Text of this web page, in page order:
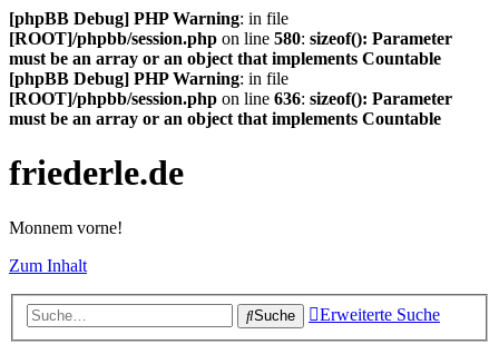
[phpBB Debug] PHP Warning: in file
[ROOT]/phpbb/session.php on line 580: sizeof(): Parameter
must be an array or an object that implements Countable
[phpBB Debug] PHP Warning: in file
[ROOT]/phpbb/session.php on line 636: sizeof(): Parameter
must be an array or an object that implements Countable
friederle.de
Monnem vorne!
Zum Inhalt
Suche Erweiterte Suche